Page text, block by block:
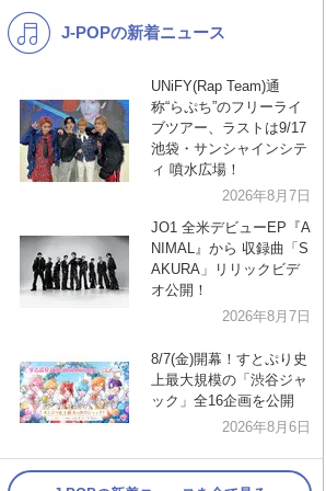
K-POP 演歌・歌謡
洋楽
VTuber ディズニー
J-POPの新着ニュース
UNiFY(Rap Team)通
称“らぷち”のフリーライ
ブツアー、ラストは9/17
池袋・サンシャインシテ
ィ 噴水広場！
2026年8月7日
JO1 全米デビューEP『A
NIMAL』から 収録曲「S
AKURA」リリックビデ
オ公開！
2026年8月7日
8/7(金)開幕！すとぷり史
上最大規模の「渋谷ジャ
ック」全16企画を公開
2026年8月6日